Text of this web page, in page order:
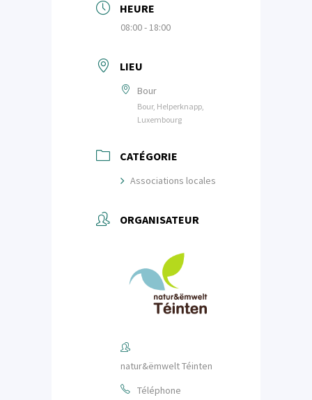
HEURE
08:00 - 18:00
LIEU
Bour
Bour, Helperknapp,
Luxembourg
CATÉGORIE
Associations locales
ORGANISATEUR
natur&ëmwelt Téinten
Téléphone